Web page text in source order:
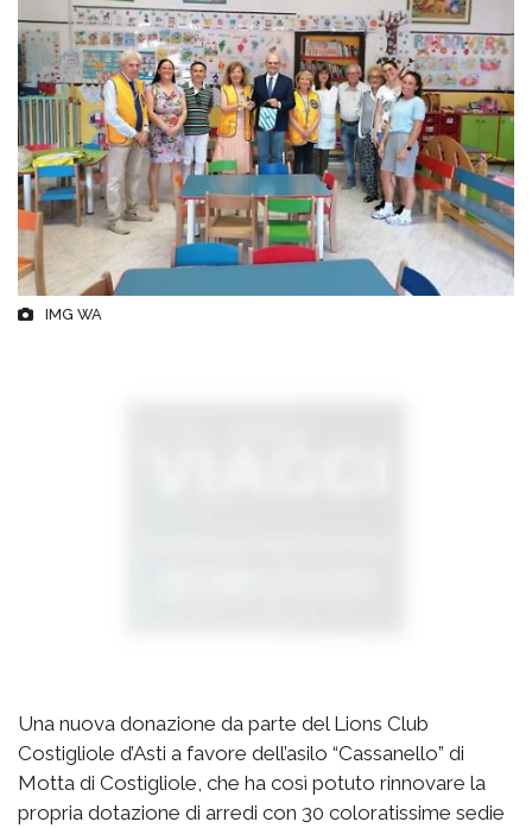
IMG WA
Una nuova donazione da parte del Lions Club
Costigliole d’Asti a favore dell’asilo “Cassanello” di
Motta di Costigliole, che ha così potuto rinnovare la
propria dotazione di arredi con 30 coloratissime sedie